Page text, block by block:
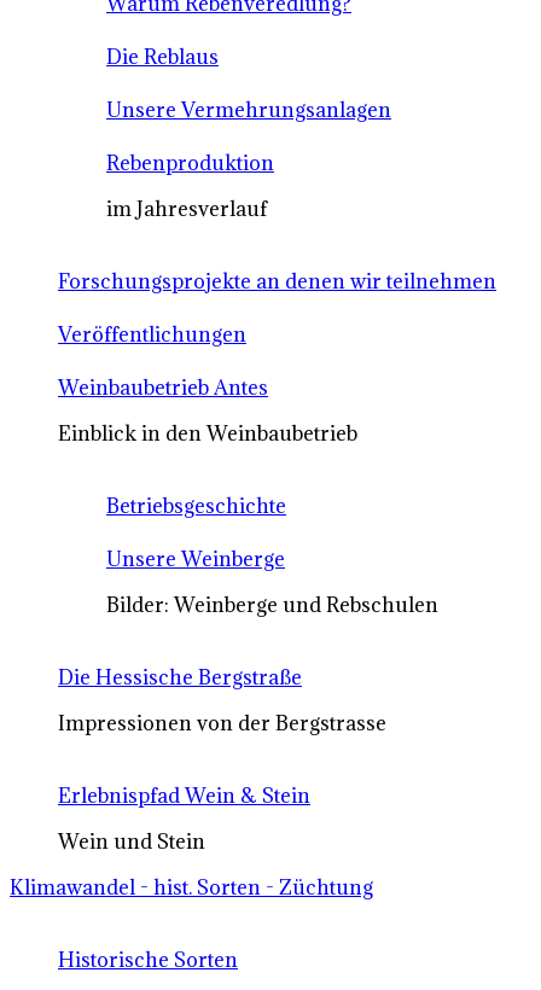
Die Reblaus
Unsere Vermehrungsanlagen
Rebenproduktion
im Jahresverlauf
Forschungsprojekte an denen wir teilnehmen
Veröffentlichungen
Weinbaubetrieb Antes
Einblick in den Weinbaubetrieb
Betriebsgeschichte
Unsere Weinberge
Bilder: Weinberge und Rebschulen
Die Hessische Bergstraße
Impressionen von der Bergstrasse
Erlebnispfad Wein & Stein
Wein und Stein
Klimawandel - hist. Sorten - Züchtung
Historische Sorten